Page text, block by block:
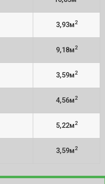
3,93м2
9,18м2
3,59м2
4,56м2
5,22м2
3,59м2